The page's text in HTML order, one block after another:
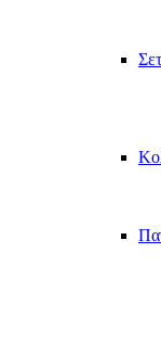
Σετ